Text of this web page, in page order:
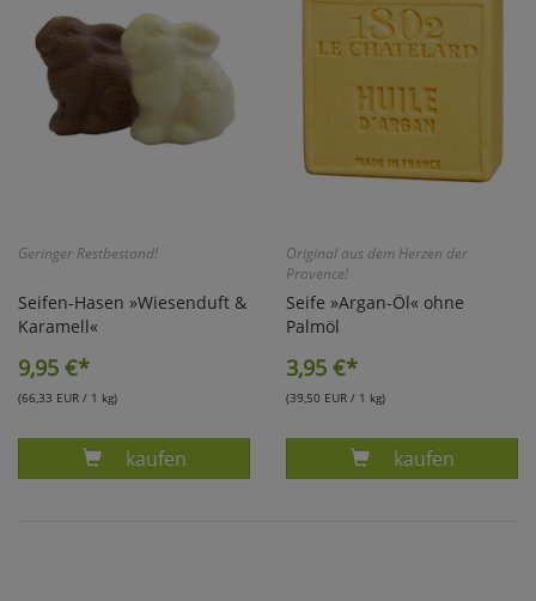
Geringer Restbestand!
Seifen-Hasen »Wiesenduft &
Karamell«
9,95 €*
(66,33 EUR / 1 kg)
Produkt OVIS-SEIFEN HASEN 2ER-SET
kaufen
Original aus dem Herzen der
Provence!
Seife »Argan-Öl« ohne
Palmöl
3,95 €*
(39,50 EUR / 1 kg)
Produkt
kaufen
Marketing
Umfragetools
Cookies
Einstellungen speichern
zurückzu Haupptseite